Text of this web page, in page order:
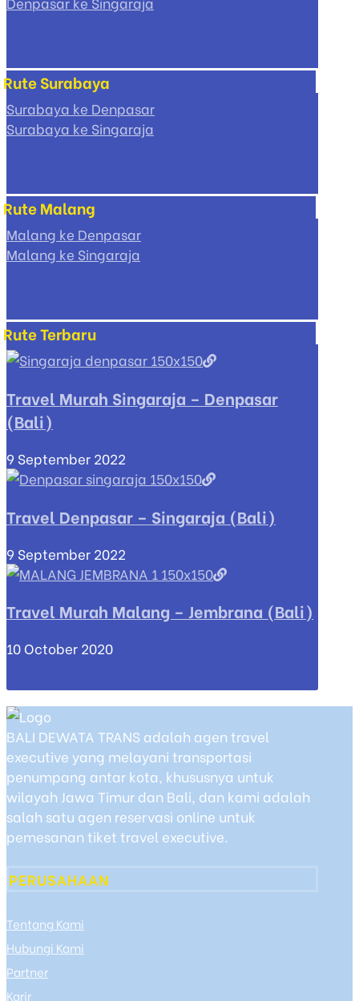
Rute Surabaya
Surabaya ke Denpasar
Surabaya ke Singaraja
Rute Malang
Malang ke Denpasar
Malang ke Singaraja
Rute Terbaru
Travel Murah Singaraja – Denpasar
(Bali)
9 September 2022
Travel Denpasar – Singaraja (Bali)
9 September 2022
Travel Murah Malang – Jembrana (Bali)
10 October 2020
BALI DEWATA TRANS adalah agen travel
executive yang melayani transportasi
penumpang antar kota, khususnya untuk
wilayah Jawa Timur dan Bali, dan kami adalah
salah satu agen reservasi online untuk
pemesanan tiket travel executive.
PERUSAHAAN
Tentang Kami
Hubungi Kami
Partner
Karir